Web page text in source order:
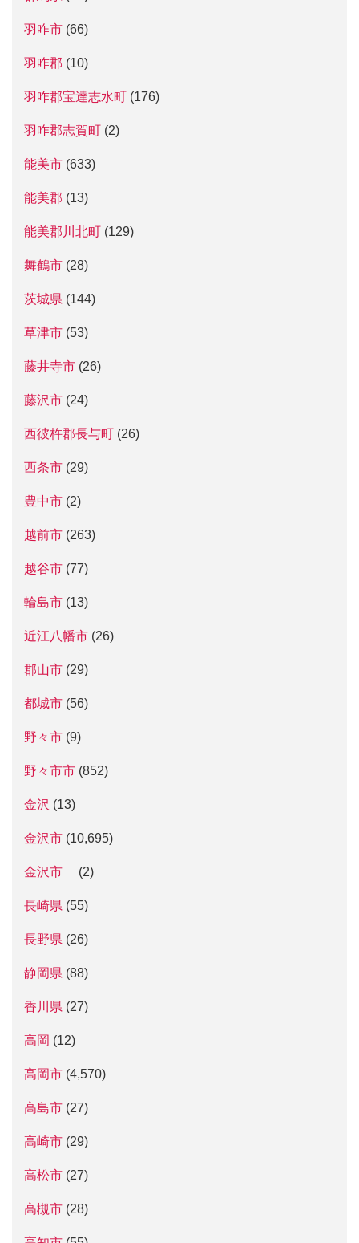
羽咋市 (66)
羽咋郡 (10)
羽咋郡宝達志水町 (176)
羽咋郡志賀町 (2)
能美市 (633)
能美郡 (13)
能美郡川北町 (129)
舞鶴市 (28)
茨城県 (144)
草津市 (53)
藤井寺市 (26)
藤沢市 (24)
西彼杵郡長与町 (26)
西条市 (29)
豊中市 (2)
越前市 (263)
越谷市 (77)
輪島市 (13)
近江八幡市 (26)
郡山市 (29)
都城市 (56)
野々市 (9)
野々市市 (852)
金沢 (13)
金沢市 (10,695)
金沢市 (2)
長崎県 (55)
長野県 (26)
静岡県 (88)
香川県 (27)
高岡 (12)
高岡市 (4,570)
高島市 (27)
高崎市 (29)
高松市 (27)
高槻市 (28)